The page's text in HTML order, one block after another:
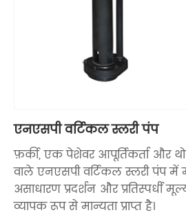
एनएसपी वर्टिकल स्लरी पंप
फ़र्की, एक पेशेवर आपूर्तिकर्ता और
वाले एनएसपी वर्टिकल स्लरी पंप में
असाधारण प्रदर्शन और प्रतिस्पर्धी
व्यापक रूप से मान्यता प्राप्त है।